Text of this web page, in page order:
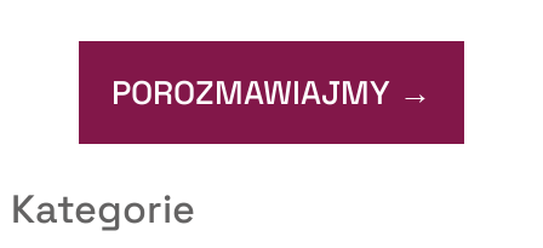
POROZMAWIAJMY →
Kategorie